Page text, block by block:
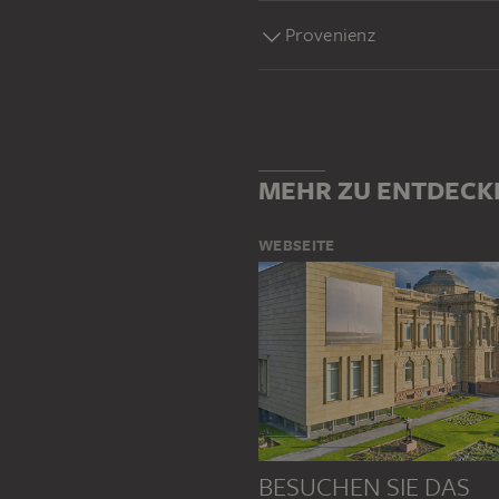
Provenienz
MEHR ZU
WEBSEITE
BESUCHEN SIE DAS